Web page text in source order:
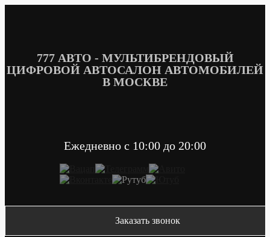
777 АВТО - МУЛЬТИБРЕНДОВЫЙ
ЦИФРОВОЙ АВТОСАЛОН АВТОМОБИЛЕЙ
В МОСКВЕ
Ежедневно c 10:00 до 20:00
Заказать звонок